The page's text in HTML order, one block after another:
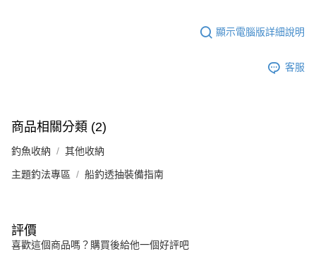
顯示電腦版詳細說明
客服
商品相關分類 (2)
釣魚收納 其他收納
主題釣法專區 船釣透抽裝備指南
評價
喜歡這個商品嗎？購買後給他一個好評吧